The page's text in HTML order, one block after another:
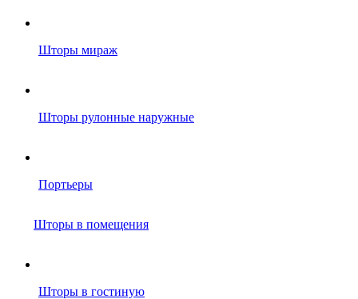
Шторы мираж
Шторы рулонные наружные
Портьеры
Шторы в помещения
Шторы в гостиную